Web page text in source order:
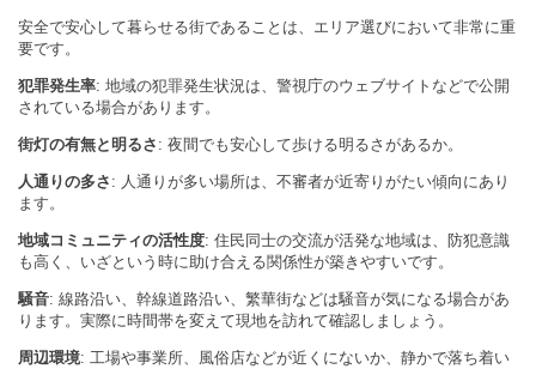
安全で安心して暮らせる街であることは、エリア選びにおいて非常に重
要です。
犯罪発生率: 地域の犯罪発生状況は、警視庁のウェブサイトなどで公開
されている場合があります。
街灯の有無と明るさ : 夜間でも安心して歩ける明るさがあるか。
人通りの多さ : 人通りが多い場所は、不審者が近寄りがたい傾向にあり
ます。
地域コミュニティの活性度: 住民同士の交流が活発な地域は、防犯意識
も高く、いざという時に助け合える関係性が築きやすいです。
騒音: 線路沿い、幹線道路沿い、繁華街などは騒音が気になる場合があ
ります。実際に時間帯を変えて現地を訪れて確認しましょう。
周辺環境: 工場や事業所、風俗店などが近くにないか、静かで落ち着い